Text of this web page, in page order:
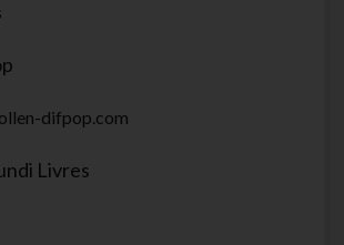
difpop.com
Livres